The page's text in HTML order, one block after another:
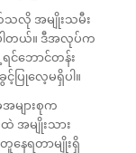
လို အမျိုးသမီး
ါတယ်။ ဒီအလုပ်က
င်ဘောင်တန်း
ပြုလေ့မရှိပါ။
များစုက
အမျိုးသား
ေရတာမျိုးရှိ